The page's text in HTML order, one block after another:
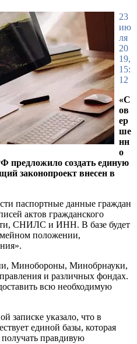
23
ию
ля
20
19,
15:
12
«С
ов
ер
ше
нн
о
предложило создать единую
законопроект внесен в
паспортные данные граждан
актов гражданского
СНИЛС и ИНН. В базе будет
положении,
Минобороны, Минобрнауки,
и различных фондах.
всю необходимую
записке указало, что в
единой базы, которая
правдивую